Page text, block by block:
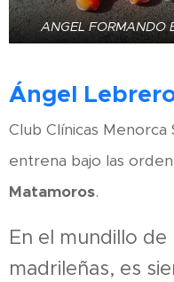
ANGEL FORMANDO
Ángel
Club Clínicas Menorca
entrena bajo las
Matamoros.
En el mundillo
madrileñas, es